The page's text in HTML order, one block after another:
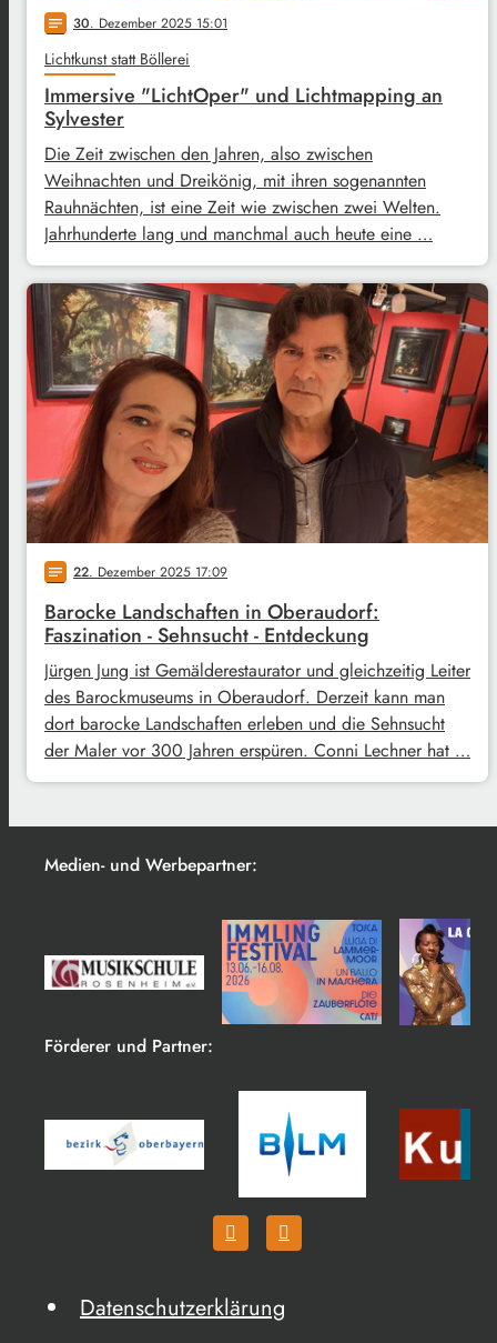
notes 30. Dezember 2025 15:01
Lichtkunst statt Böllerei
Immersive "LichtOper" und Lichtmapping an
Sylvester
Die Zeit zwischen den Jahren, also zwischen
Weihnachten und Dreikönig, mit ihren sogenannten
Rauhnächten, ist eine Zeit wie zwischen zwei Welten.
Jahrhunderte lang und manchmal auch heute eine …
notes 22. Dezember 2025 17:09
Barocke Landschaften in Oberaudorf:
Faszination - Sehnsucht - Entdeckung
Jürgen Jung ist Gemälderestaurator und gleichzeitig Leiter
des Barockmuseums in Oberaudorf. Derzeit kann man
dort barocke Landschaften erleben und die Sehnsucht
der Maler vor 300 Jahren erspüren. Conni Lechner hat …
Medien- und Werbepartner:
Förderer und Partner:
Datenschutzerklärung